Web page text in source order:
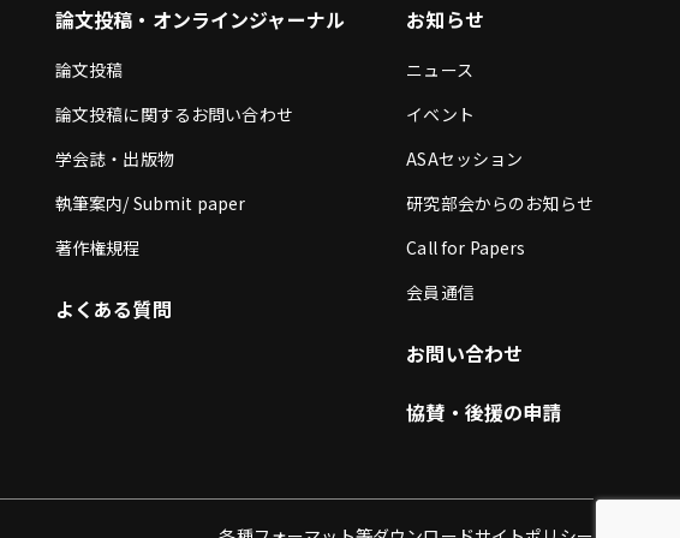
論文投稿・オンラインジャーナル
論文投稿
論文投稿に関するお問い合わせ
学会誌・出版物
執筆案内/ Submit paper
著作権規程
よくある質問
お知らせ
ニュース
イベント
ASAセッション
研究部会からのお知らせ
Call for Papers
会員通信
お問い合わせ
協賛・後援の申請